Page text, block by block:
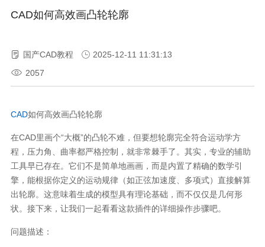
CAD如何高效画凸轮轮廓
国产CAD教程
2025-12-11 11:31:13
2057
CAD如何高效画凸轮轮廓
在CAD里画个“大概”的凸轮不难，但要想轮廓完全符合运动学方
程，压力角、曲率都严格控制，就非常棘手了。其实，专业的辅助
工具早已存在。它们不是简单地画画，而是内置了精确的数学引
擎，能根据你定义的运动规律（如正弦加速度、多项式）直接解算
出轮廓。这意味着生成的模型具有理论基础，而不仅仅是几何形
状。接下来，让我们一起看看这款插件的详细操作步骤吧。
问题描述：